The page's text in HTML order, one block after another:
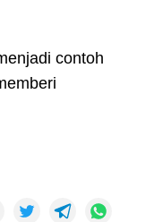
contoh